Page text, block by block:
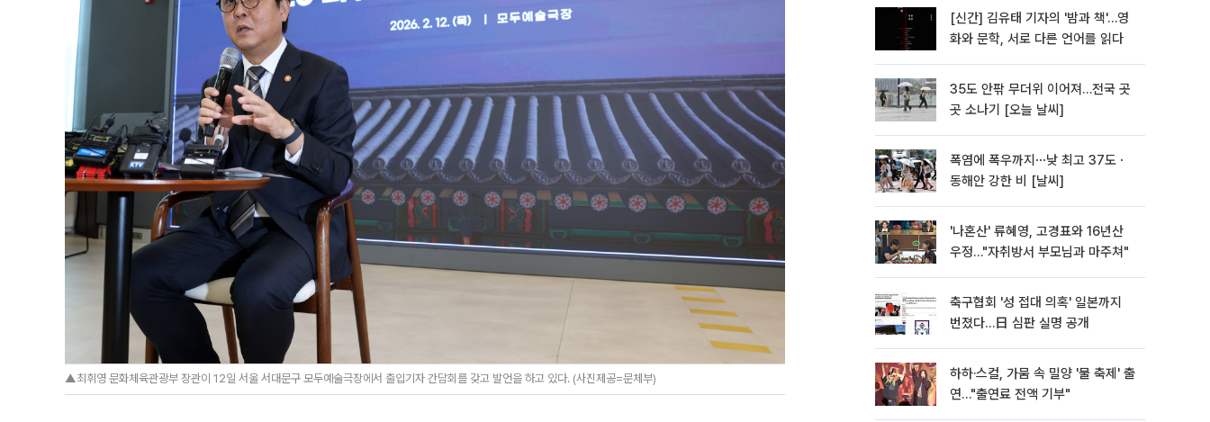
▲최휘영 문화체육관광부 장관이 12일 서울 서대문구 모두예술극장에서 출입기자 간담회를 갖고 발언을 하고 있다. (사진제공=문체부)
[신간] 김유태 기자의 '밤과 책'…영
화와 문학, 서로 다른 언어를 읽다
35도 안팎 무더위 이어져…전국 곳
곳 소나기 [오늘 날씨]
폭염에 폭우까지⋯낮 최고 37도ㆍ
동해안 강한 비 [날씨]
'나혼산' 류혜영, 고경표와 16년산
우정…"자취방서 부모님과 마주쳐"
축구협회 '성 접대 의혹' 일본까지
번졌다…日 심판 실명 공개
하하·스컬, 가뭄 속 밀양 '물 축제' 출
연…"출연료 전액 기부"